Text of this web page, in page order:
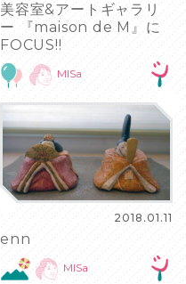
美容室&アートギャラリ
ー 『maison de M』に
FOCUS!!
MISa
2018.01.11
enn
MISa